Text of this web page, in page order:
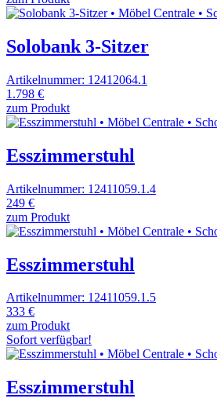
Solobank 3-Sitzer
Artikelnummer: 12412064.1
1.798 €
zum Produkt
Esszimmerstuhl
Artikelnummer: 12411059.1.4
249 €
zum Produkt
Esszimmerstuhl
Artikelnummer: 12411059.1.5
333 €
zum Produkt
Sofort verfügbar!
Esszimmerstuhl